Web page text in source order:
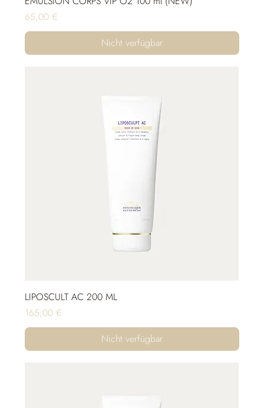
Preis
65,00 €
Nicht verfügbar
LIPOSCULT AC 200 ML
Preis
165,00 €
Nicht verfügbar